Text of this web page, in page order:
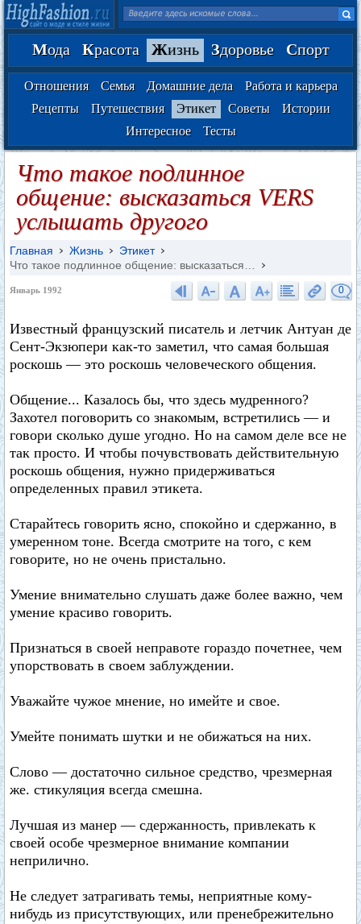
Мода Красота Жизнь Здоровье Спорт
Отношения Семья Домашние дела
Работа и карьера
Рецепты
Путешествия Этикет Советы
Истории
Интересное
Тесты
Что такое подлинное
общение: высказаться VERS
услышать другого
Главная Жизнь
Этикет
Что такое подлинное общение: высказаться…
Январь 1992 0
Известный французский писатель и летчик Антуан де
Сент-Экзюпери как-то заметил, что самая большая
роскошь — это роскошь человеческого общения.
Общение... Казалось бы, что здесь мудренного?
Захотел поговорить со знакомым, встретились — и
говори сколько душе угодно. Но на самом деле все не
так просто. И чтобы почувствовать действительную
роскошь общения, нужно придерживаться
определенных правил этикета.
Старайтесь говорить ясно, спокойно и сдержанно, в
умеренном тоне. Всегда смотрите на того, с кем
говорите, но не очень пристально.
Умение внимательно слушать даже более важно, чем
умение красиво говорить.
Признаться в своей неправоте гораздо почетнее, чем
упорствовать в своем заблуждении.
Уважайте чужое мнение, но имейте и свое.
Умейте понимать шутки и не обижаться на них.
Слово — достаточно сильное средство, чрезмерная
же. стикуляция всегда смешна.
Лучшая из манер — сдержанность, привлекать к
своей особе чрезмерное внимание компании
неприлично.
Не следует затрагивать темы, неприятные кому-
нибудь из присутствующих, или пренебрежительно